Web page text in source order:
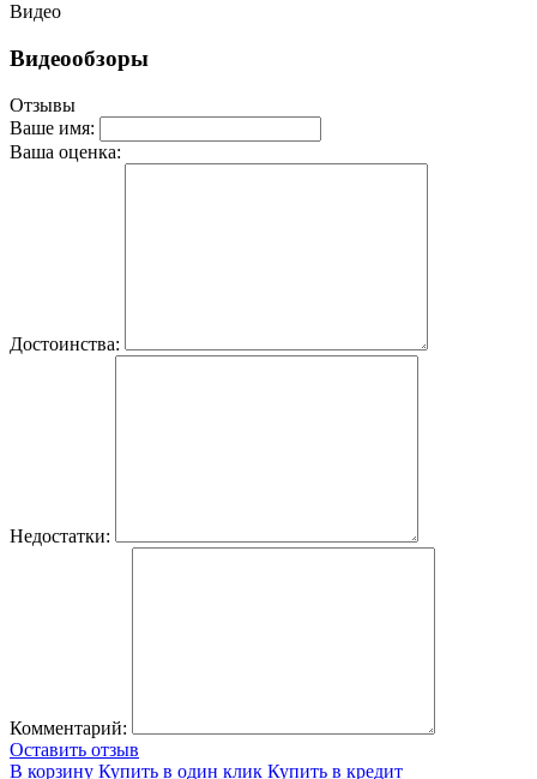
Видео
Видеообзоры
Отзывы
Ваше имя:
Ваша оценка:
Достоинства:
Недостатки:
Комментарий:
Оставить отзыв
В корзину Купить в один клик Купить в кредит